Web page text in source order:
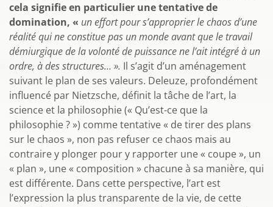
cela signifie en particulier une tentative de
domination, « un effort pour s’approprierle chaos d’une
réalité qui ne constitue pas un monde avant que le travail
démiurgique de la volonté de puissance ne l’ait intégré à un
ordre, à des structures… ». Il s’agit d’un aménagement
suivant le plan de ses valeurs. Deleuze, profondément
influencé par Nietzsche, définit la tâche de l’art, la
science et la philosophie (« Qu’est-ce que la
philosophie ? ») comme tentative « de tirer des plans
sur le chaos », non pas refuser ce chaos mais au
contraire y plonger pour y rapporter une « coupe », un
« plan », une « composition » chacune à sa manière, qui
est différente. Dans cette perspective, l’art est
l’expression la plus transparente de la vie, de cette